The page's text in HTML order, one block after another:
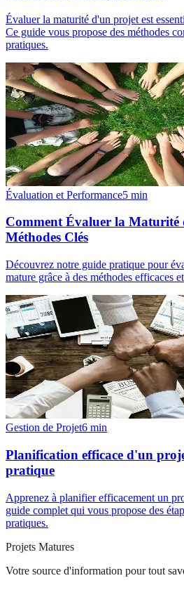
Évaluer la maturité d'un projet est
Ce guide vous propose des méthodes
pratiques.
Évaluation et Performance5 min
Comment Évaluer la
Méthodes Clés
Découvrez notre guide pratique pour
mature grâce à des méthodes efficaces
Gestion de Projet6 min
Planification efficace d'un
pratique
Apprenez à planifier efficacement un
guide complet qui vous propose des
pratiques.
Projets Matures
Votre source d'information pour tout